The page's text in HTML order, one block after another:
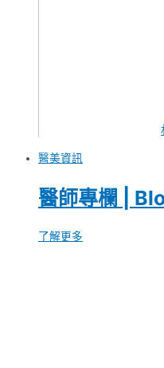
醫美資訊
醫師專欄 |
了解更多